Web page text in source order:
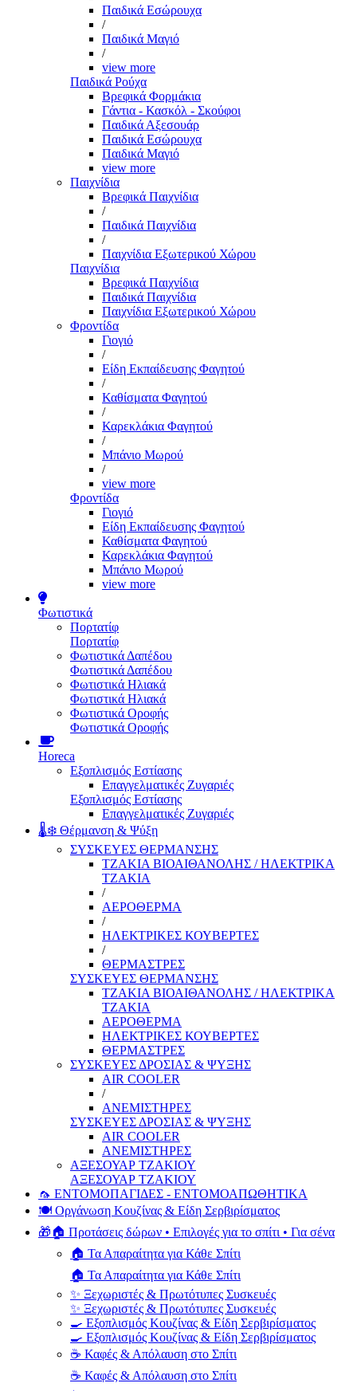
Παιδικά Εσώρουχα
/
Παιδικά Μαγιό
/
view more
Παιδικά Ρούχα
Βρεφικά Φορμάκια
Γάντια - Κασκόλ - Σκούφοι
Παιδικά Αξεσουάρ
Παιδικά Εσώρουχα
Παιδικά Μαγιό
view more
Παιχνίδια
Βρεφικά Παιχνίδια
/
Παιδικά Παιχνίδια
/
Παιχνίδια Εξωτερικού Χώρου
Παιχνίδια
Βρεφικά Παιχνίδια
Παιδικά Παιχνίδια
Παιχνίδια Εξωτερικού Χώρου
Φροντίδα
Γιογιό
/
Είδη Εκπαίδευσης Φαγητού
/
Καθίσματα Φαγητού
/
Καρεκλάκια Φαγητού
/
Μπάνιο Μωρού
/
view more
Φροντίδα
Γιογιό
Είδη Εκπαίδευσης Φαγητού
Καθίσματα Φαγητού
Καρεκλάκια Φαγητού
Μπάνιο Μωρού
view more
Φωτιστικά
Πορτατίφ
Πορτατίφ
Φωτιστικά Δαπέδου
Φωτιστικά Δαπέδου
Φωτιστικά Ηλιακά
Φωτιστικά Ηλιακά
Φωτιστικά Οροφής
Φωτιστικά Οροφής
Horeca
Εξοπλισμός Εστίασης
Επαγγελματικές Ζυγαριές
Εξοπλισμός Εστίασης
Επαγγελματικές Ζυγαριές
🌡️❄️ Θέρμανση & Ψύξη
ΣΥΣΚΕΥΕΣ ΘΕΡΜΑΝΣΗΣ
ΤΖΑΚΙΑ ΒΙΟΑΙΘΑΝΟΛΗΣ / ΗΛΕΚΤΡΙΚΑ
ΤΖΑΚΙΑ
/
ΑΕΡΟΘΕΡΜΑ
/
ΗΛΕΚΤΡΙΚΕΣ ΚΟΥΒΕΡΤΕΣ
/
ΘΕΡΜΑΣΤΡΕΣ
ΣΥΣΚΕΥΕΣ ΘΕΡΜΑΝΣΗΣ
ΤΖΑΚΙΑ ΒΙΟΑΙΘΑΝΟΛΗΣ / ΗΛΕΚΤΡΙΚΑ
ΤΖΑΚΙΑ
ΑΕΡΟΘΕΡΜΑ
ΗΛΕΚΤΡΙΚΕΣ ΚΟΥΒΕΡΤΕΣ
ΘΕΡΜΑΣΤΡΕΣ
ΣΥΣΚΕΥΕΣ ΔΡΟΣΙΑΣ & ΨΥΞΗΣ
AIR COOLER
/
ΑΝΕΜΙΣΤΗΡΕΣ
ΣΥΣΚΕΥΕΣ ΔΡΟΣΙΑΣ & ΨΥΞΗΣ
AIR COOLER
ΑΝΕΜΙΣΤΗΡΕΣ
ΑΞΕΣΟΥΑΡ ΤΖΑΚΙΟΥ
ΑΞΕΣΟΥΑΡ ΤΖΑΚΙΟΥ
🦟 ΕΝΤΟΜΟΠΑΓΙΔΕΣ - ΕΝΤΟΜΟΑΠΩΘΗΤΙΚΑ
🍽️ Οργάνωση Κουζίνας & Είδη Σερβιρίσματος
🎁🏠 Προτάσεις δώρων • Επιλογές για το σπίτι • Για σένα
🏠 Τα Απαραίτητα για Κάθε Σπίτι
🏠 Τα Απαραίτητα για Κάθε Σπίτι
✨ Ξεχωριστές & Πρωτότυπες Συσκευές
✨ Ξεχωριστές & Πρωτότυπες Συσκευές
🍳 Εξοπλισμός Κουζίνας & Είδη Σερβιρίσματος
🍳 Εξοπλισμός Κουζίνας & Είδη Σερβιρίσματος
☕ Καφές & Απόλαυση στο Σπίτι
☕ Καφές & Απόλαυση στο Σπίτι